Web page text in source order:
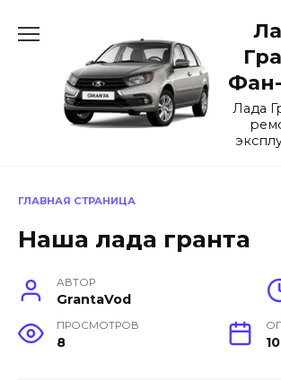
содержанию
Лада
ГЛАВНАЯ СТРАНИЦА
Наша лада гранта
АВТОР
GrantaVod
ПРОСМОТРОВ
8